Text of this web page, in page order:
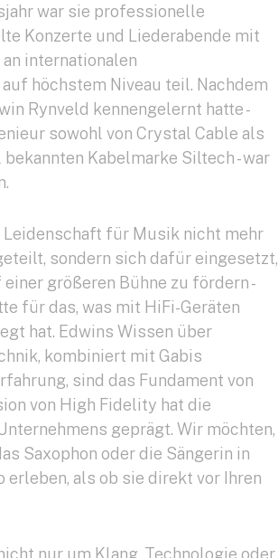
war sie professionelle
Konzerte und Liederabende mit
internationalen
höchstem Niveau teil. Nachdem
Rynveld kennengelernt hatte -
sowohl von Crystal Cable als
Kabelmarke Siltech - war
Leidenschaft für Musik nicht mehr
sondern sich dafür eingesetzt,
größeren Bühne zu fördern -
für das, was mit HiFi-Geräten
hat. Edwins Wissen über
kombiniert mit Gabis
sind das Fundament von
von High Fidelity hat die
geprägt. Wir möchten,
Saxophon oder die Sängerin in
erleben, als ob sie direkt vor Ihren
nur um Klang, Technologie oder